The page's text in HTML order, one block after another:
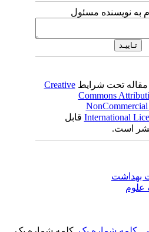
به نویسنده مسئول
تحت شرایطCreative
Commons
Internationalقابل
است.